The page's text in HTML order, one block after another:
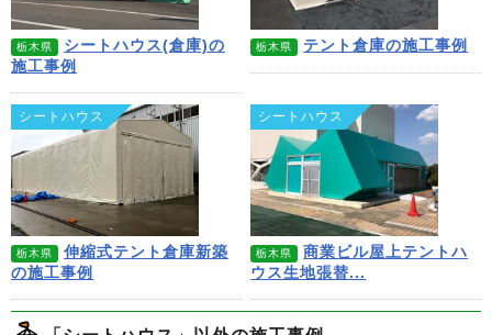
栃木県
シートハウス(倉庫)の
施工事例
栃木県 テント倉庫の施工事例
シートハウス
栃木県
伸縮式テント倉庫新築
の施工事例
シートハウス
栃木県
商業ビル屋上テントハ
ウス生地張替...